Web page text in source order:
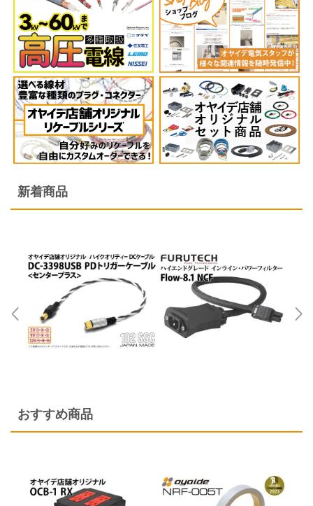
キャブタイヤ・丸形・平行形ケーブル
シールド・ロボットケーブル
高周波同軸ケーブル・コネクター
消防・通信計装・電話・USB・ネットワークLAN
屋内配線・電力ケーブル
リボン・ツイスト・フラットケーブル
平編銅線
その他特殊電線
シート・紐
スイッチ・電気設備
EMC・ノイズ対策製品
プラスチックボビン
ケミカル製品
ホットボンド・グルーガン
ヒートガン･シュリンク関連
テスター・その他工具
店舗オリジナル配線材
自作セット商品
楽器用ケーブル・その他商品
映像ケーブル
グランドボックス（仮想アース装置）
アナログ･レコードアクセサリー
インシュレーター・スパイク・スタビライザー
シート・テープ
各種チューブ
アクセサリー
オヤイデ店舗限定オリジナルリケーブル
SONG'S-AUDIO
DJ用ケーブル
DTM・レコーディング向け
インターコネクトケーブル(RCA)
インターコネクトケーブル(XLR)
インターコネクトケーブル（1/4インチフォーン）
各種コネクター
切り売りケーブル
壁コンセント/コンセントプレート
スピーカーケーブル
スピーカーケーブル切り売り
インターコネクトケーブル（RCA）
インターコネクトケーブル（XLR）
デジタルケーブル
デジタルケーブル切り売り
オーディオ機器配線
インターコネクトケーブル（RCA）
インターコネクトケーブル（XLR）
インターコネクトケーブル（1/4インチフォーン）
切り売りケーブル
各種コネクター
新着商品
おすすめ商品